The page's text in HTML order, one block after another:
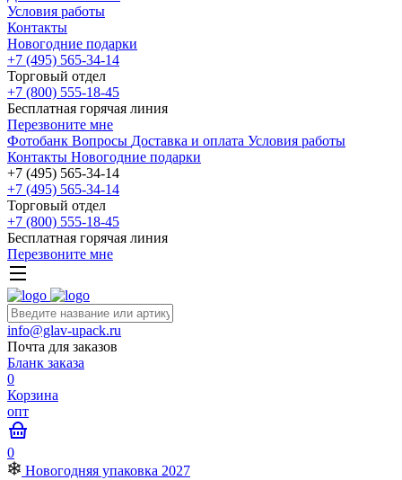
Условия работы
Контакты
Новогодние подарки
+7 (495) 565-34-14
Торговый отдел
+7 (800) 555-18-45
Бесплатная горячая линия
Перезвоните мне
Фотобанк Вопросы Доставка и оплата Условия работы
Контакты Новогодние подарки
+7 (495) 565-34-14
+7 (495) 565-34-14
Торговый отдел
+7 (800) 555-18-45
Бесплатная горячая линия
Перезвоните мне
info@glav-upack.ru
Почта для заказов
Бланк заказа
0
Корзина
опт
0
Новогодняя упаковка 2027